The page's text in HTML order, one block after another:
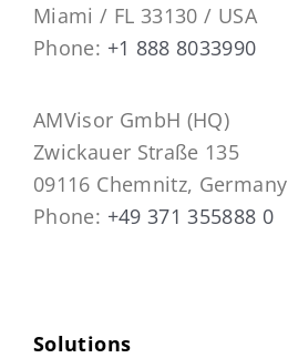
Miami / FL 33130 / USA
Phone: +1 888 8033990
AMVisor GmbH (HQ)
Zwickauer Straße 135
09116 Chemnitz, Germany
Phone: +49 371 355888 0
Solutions